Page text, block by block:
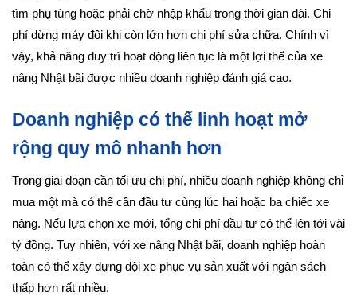
tìm phụ tùng hoặc phải chờ nhập khẩu trong thời gian dài. Chi
phí dừng máy đôi khi còn lớn hơn chi phí sửa chữa. Chính vì
vậy, khả năng duy trì hoạt động liên tục là một lợi thế của xe
nâng Nhật bãi được nhiều doanh nghiệp đánh giá cao.
Doanh nghiệp có thể linh hoạt mở
rộng quy mô nhanh hơn
Trong giai đoạn cần tối ưu chi phí, nhiều doanh nghiệp không chỉ
mua một mà có thể cần đầu tư cùng lúc hai hoặc ba chiếc xe
nâng. Nếu lựa chọn xe mới, tổng chi phí đầu tư có thể lên tới vài
tỷ đồng. Tuy nhiên, với xe nâng Nhật bãi, doanh nghiệp hoàn
toàn có thể xây dựng đội xe phục vụ sản xuất với ngân sách
thấp hơn rất nhiều.